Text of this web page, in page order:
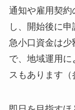
通知や雇用契約
し、開始後に
急小口資金は
で、地域運用
スもあります（